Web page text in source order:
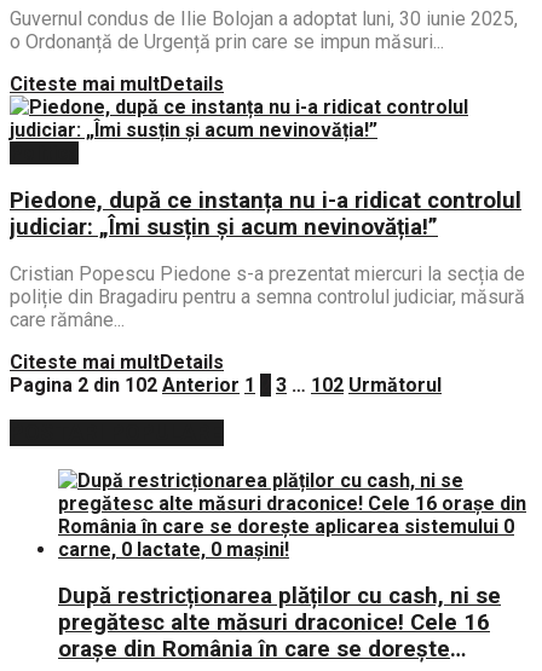
Guvernul condus de Ilie Bolojan a adoptat luni, 30 iunie 2025,
o Ordonanță de Urgență prin care se impun măsuri...
Citeste mai multDetails
Piedone, după ce instanța nu i-a ridicat controlul
judiciar: „Îmi susțin și acum nevinovăția!”
Cristian Popescu Piedone s-a prezentat miercuri la secția de
poliție din Bragadiru pentru a semna controlul judiciar, măsură
care rămâne...
Citeste mai multDetails
Pagina 2 din 102 Anterior 1 3 … 102 Următorul
După restricționarea plăților cu cash, ni se
pregătesc alte măsuri draconice! Cele 16
orașe din România în care se dorește